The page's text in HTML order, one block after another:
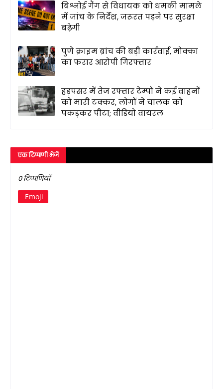
बिश्नोई गैंग से विधायक को धमकी मामले
में जांच के निर्देश, जरूरत पड़ने पर सुरक्षा
बढ़ेगी
पुणे क्राइम ब्रांच की बड़ी कार्रवाई, मोक्का
का फरार आरोपी गिरफ्तार
हड़पसर में तेज रफ्तार टेम्पो ने कई वाहनों
को मारी टक्कर, लोगों ने चालक को
पकड़कर पीटा; वीडियो वायरल
एक टिप्पणी भेजें
0 टिप्पणियाँ
Emoji